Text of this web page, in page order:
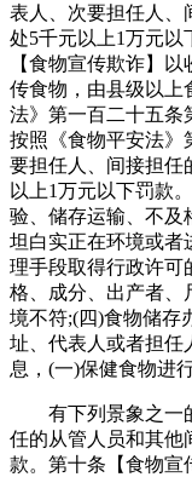
表人、次要担任人、
处5千元以上1万元以
【食物宣传欺诈】
传食物，由县级以上
法》第一百二十五条
按照《食物平安法》
要担任人、间接担任
以上1万元以下罚款
验、储存运输、不及
坦白实正在环境或者
理手段取得行政许可
格、成分、出产者、
境不符;(四)食物储存
址、代表人或者担任
息，(一)保健食物进
有下列景象之一的
任的从管人员和其他
款。第十条【食物宣